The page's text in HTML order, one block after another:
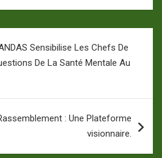
Sensibilise Les Chefs De
De La Santé Mentale Au
: Une Plateforme
visionnaire.